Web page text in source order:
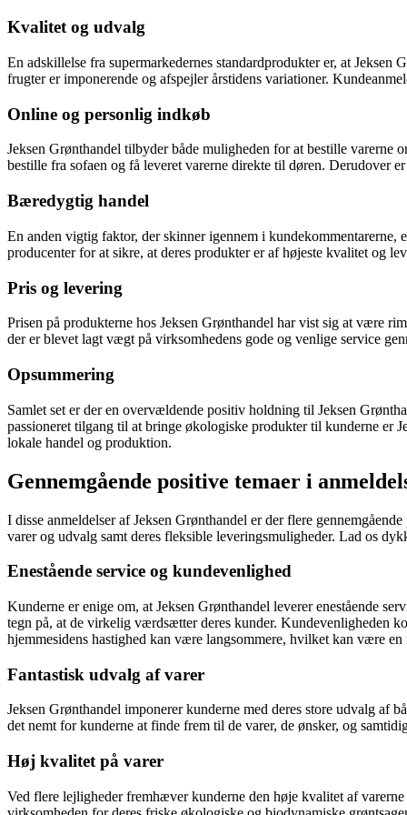
Kvalitet og udvalg
En adskillelse fra supermarkedernes standardprodukter er, at
frugter er imponerende og afspejler årstidens variationer.
Online og personlig indkøb
Jeksen Grønthandel tilbyder både muligheden for at bestille varerne
bestille fra sofaen og få leveret varerne direkte til døren. Derudover
Bæredygtig handel
En anden vigtig faktor, der skinner igennem i
producenter for at sikre, at deres produkter er af højeste kvalitet og
Pris og levering
Prisen på produkterne hos Jeksen Grønthandel har vist sig at være
der er blevet lagt vægt på virksomhedens gode og venlige service
Opsummering
Samlet set er der en overvældende positiv holdning til Jeksen
passioneret tilgang til at bringe økologiske produkter til kunderne er
lokale handel og produktion.
Gennemgående positive temaer i
I disse anmeldelser af Jeksen Grønthandel er der flere
varer og udvalg samt deres fleksible leveringsmuligheder. Lad os
Enestående service og kundevenlighed
Kunderne er enige om, at Jeksen Grønthandel leverer enestående
tegn på, at de virkelig værdsætter deres kunder. Kundevenligheden
hjemmesidens hastighed kan være langsommere, hvilket kan være
Fantastisk udvalg af varer
Jeksen Grønthandel imponerer kunderne med deres store udvalg
det nemt for kunderne at finde frem til de varer, de ønsker, og
Høj kvalitet på varer
Ved flere lejligheder fremhæver kunderne den høje kvalitet af